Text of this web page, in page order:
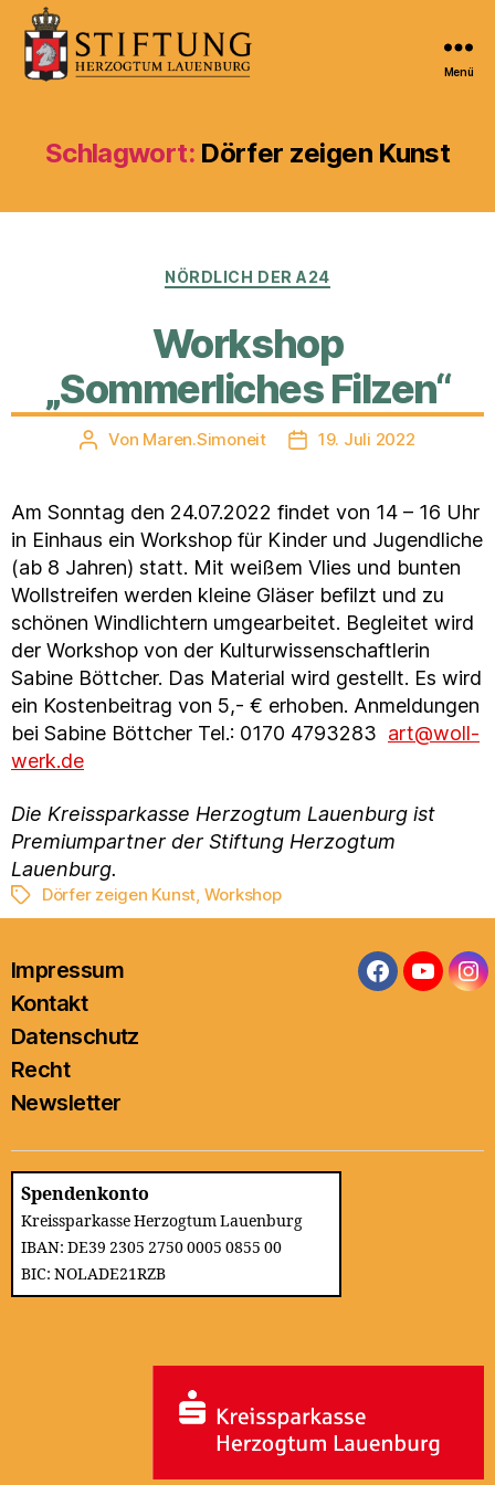
Stiftung
Herzogtum
Menü
Schlagwort: Dörfer zeigen Kunst
Kategorien
NÖRDLICH DER A24
Workshop
„Sommerliches Filzen“
Beitragsautor
Von Maren.Simoneit Veröffentlichungsdatum
19. Juli 2022
Am Sonntag den 24.07.2022 findet von 14 – 16 Uhr
in Einhaus ein Workshop für Kinder und Jugendliche
(ab 8 Jahren) statt. Mit weißem Vlies und bunten
Wollstreifen werden kleine Gläser befilzt und zu
schönen Windlichtern umgearbeitet. Begleitet wird
der Workshop von der Kulturwissenschaftlerin
Sabine Böttcher. Das Material wird gestellt. Es wird
ein Kostenbeitrag von 5,- € erhoben. Anmeldungen
bei Sabine Böttcher Tel.: 0170 4793283 art@woll-
werk.de
Die Kreissparkasse Herzogtum Lauenburg ist
Premiumpartner der Stiftung Herzogtum
Lauenburg.
Schlagwörter
Dörfer zeigen Kunst Workshop
Impressum
Kontakt
Datenschutz
Recht
Newsletter
Facebook
Spendenkonto
Kreissparkasse Herzogtum Lauenburg
IBAN: DE39 2305 2750 0005 0855 00
BIC: NOLADE21RZB